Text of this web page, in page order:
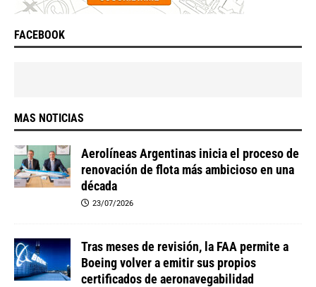
FACEBOOK
MAS NOTICIAS
Aerolíneas Argentinas inicia el proceso de
renovación de flota más ambicioso en una
década
23/07/2026
Tras meses de revisión, la FAA permite a
Boeing volver a emitir sus propios
certificados de aeronavegabilidad